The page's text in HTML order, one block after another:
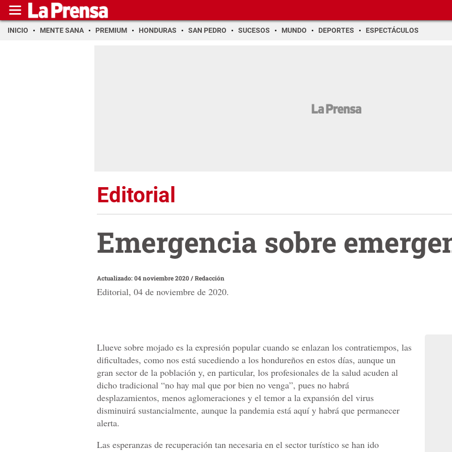
INICIO MENTE SANA PREMIUM HONDURAS SAN PEDRO SUCESOS MUNDO DEPORTES ESPECTÁCULOS
Editorial
Emergencia sobre
Actualizado: 04 noviembre 2020/Redacción
Editorial, 04 de noviembre de 2020.
Llueve sobre mojado es la expresión popular cuando se enlazan los contratiempos, las
dificultades, como nos está sucediendo a los hondureños en estos días, aunque un
gran sector de la población y, en particular, los profesionales de la salud acuden al
dicho tradicional “no hay mal que por bien no venga”, pues no habrá
desplazamientos, menos aglomeraciones y el temor a la expansión del virus
disminuirá sustancialmente, aunque la pandemia está aquí y habrá que permanecer
alerta.
Las esperanzas de recuperación tan necesaria en el sector turístico se han ido